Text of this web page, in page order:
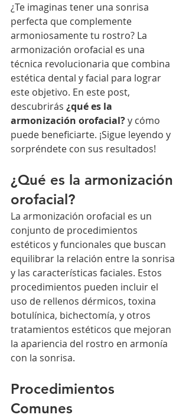
¿Te imaginas tener una sonrisa
perfecta que complemente
armoniosamente tu rostro? La
armonización orofacial es una
técnica revolucionaria que combina
estética dental y facial para lograr
este objetivo. En este post,
descubrirás ¿qué es la
armonización orofacial? y cómo
puede beneficiarte. ¡Sigue leyendo y
sorpréndete con sus resultados!
¿Qué es la armonización
orofacial?
La armonización orofacial es un
conjunto de procedimientos
estéticos y funcionales que buscan
equilibrar la relación entre la sonrisa
y las características faciales. Estos
procedimientos pueden incluir el
uso de rellenos dérmicos, toxina
botulínica, bichectomía, y otros
tratamientos estéticos que mejoran
la apariencia del rostro en armonía
con la sonrisa.
Procedimientos
Comunes